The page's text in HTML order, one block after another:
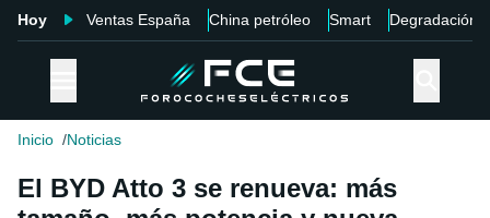
Hoy Ventas España China petróleo Smart Degradación
Inicio Noticias
El BYD Atto 3 se renueva: más